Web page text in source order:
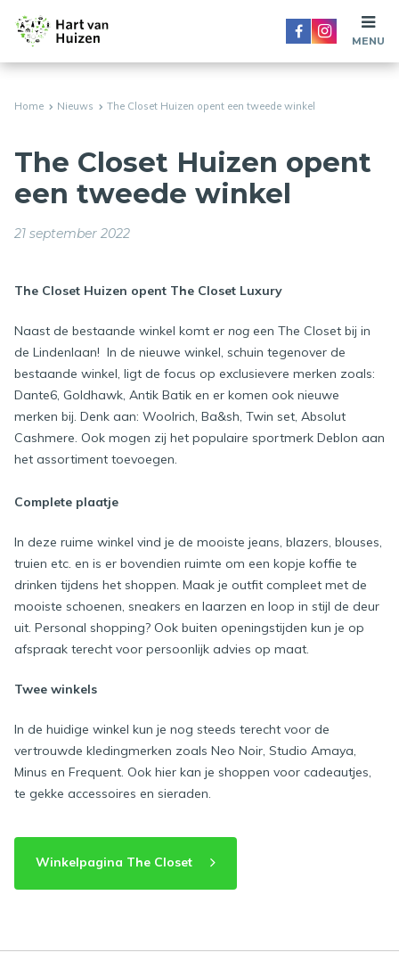
Home Nieuws The Closet Huizen opent een tweede winkel
The Closet Huizen opent
een tweede winkel
21 september 2022
The Closet Huizen opent The Closet Luxury
Naast de bestaande winkel komt er nog een The Closet bij in
de Lindenlaan! In de nieuwe winkel, schuin tegenover de
bestaande winkel, ligt de focus op exclusievere merken zoals:
Dante6, Goldhawk, Antik Batik en er komen ook nieuwe
merken bij. Denk aan: Woolrich, Ba&sh, Twin set, Absolut
Cashmere. Ook mogen zij het populaire sportmerk Deblon aan
het assortiment toevoegen.
Complete plaatje
In deze ruime winkel vind je de mooiste jeans, blazers, blouses,
truien etc. en is er bovendien ruimte om een kopje koffie te
drinken tijdens het shoppen. Maak je outfit compleet met de
mooiste schoenen, sneakers en laarzen en loop in stijl de deur
uit. Personal shopping? Ook buiten openingstijden kun je op
afspraak terecht voor persoonlijk advies op maat.
Twee winkels
In de huidige winkel kun je nog steeds terecht voor de
vertrouwde kledingmerken zoals Neo Noir, Studio Amaya,
Minus en Frequent. Ook hier kan je shoppen voor cadeautjes,
te gekke accessoires en sieraden.
Winkelpagina The Closet
MENU